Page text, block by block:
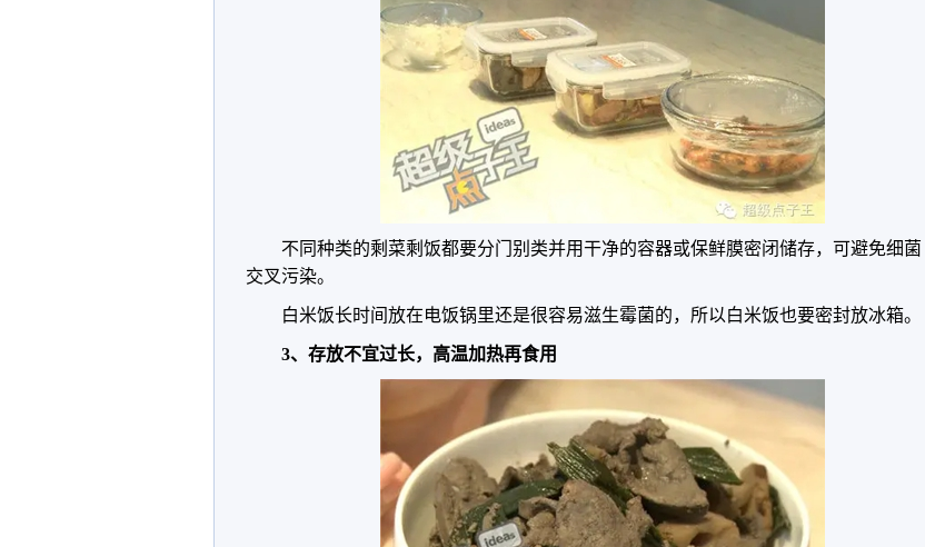
不同种类的剩菜剩饭都要分门别类并用干净的容器或保鲜膜密闭储存，可避免细菌
交叉污染。
白米饭长时间放在电饭锅里还是很容易滋生霉菌的，所以白米饭也要密封放冰箱。
3、存放不宜过长，高温加热再食用